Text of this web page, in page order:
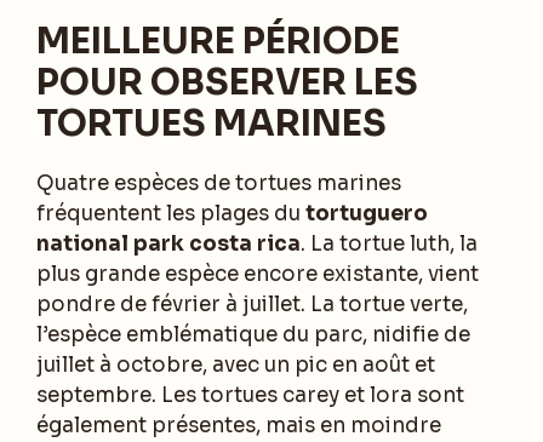
MEILLEURE PÉRIODE
POUR OBSERVER LES
TORTUES MARINES
Quatre espèces de tortues marines
fréquentent les plages du tortuguero
national park costa rica. La tortue luth, la
plus grande espèce encore existante, vient
pondre de février à juillet. La tortue verte,
l’espèce emblématique du parc, nidifie de
juillet à octobre, avec un pic en août et
septembre. Les tortues carey et lora sont
également présentes, mais en moindre